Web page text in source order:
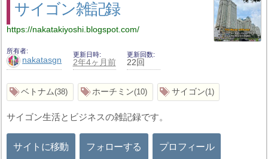
サイゴン雑記録
https://nakatakiyoshi.blogspot.com/
所有者
nakatasgn
更新日時
2年4ヶ月前
更新回数
22回
ベトナム 38 ホーチミン 10 サイゴン 1
サイゴン生活とビジネスの雑記録です。
サイトに移動 フォローする プロフィール